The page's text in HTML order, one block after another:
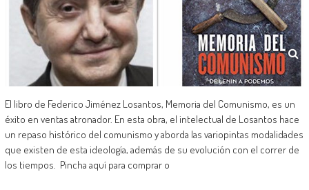
El libro de Federico Jiménez Losantos, Memoria del Comunismo, es un
éxito en ventas atronador. En esta obra, el intelectual de Losantos hace
un repaso histórico del comunismo y aborda las variopintas modalidades
que existen de esta ideología, además de su evolución con el correr de
los tiempos. Pincha aquí para comprar o